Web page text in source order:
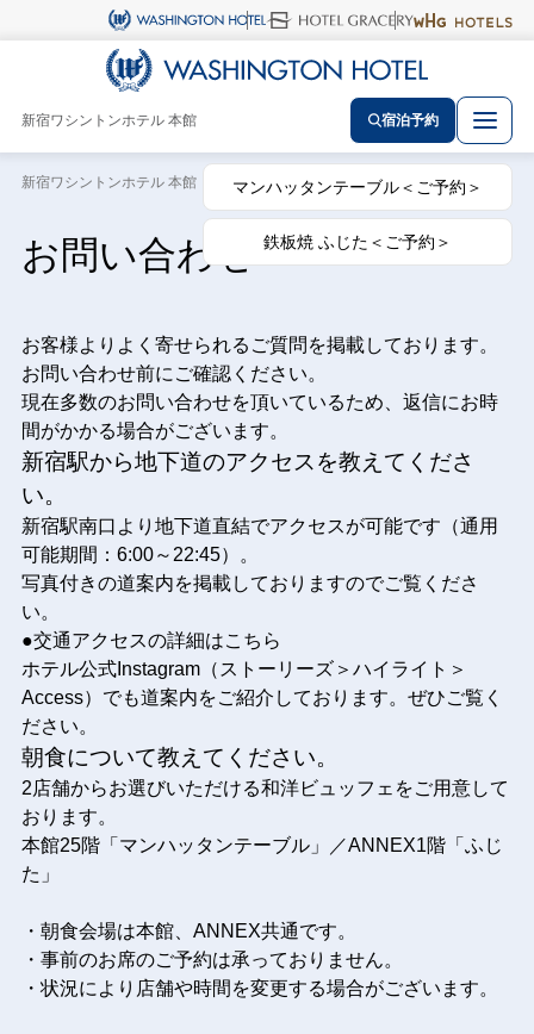
新宿ワシントンホテル 本館
マンハッタンテーブル＜ご予約＞
鉄板焼 ふじた＜ご予約＞
宿泊予約
新宿ワシントンホテル 本館 トップ ページ
お問い合わせ
お客様よりよく寄せられるご質問を掲載しております。
お問い合わせ前にご確認ください。
現在多数のお問い合わせを頂いているため、返信にお時
間がかかる場合がございます。
新宿駅から地下道のアクセスを教えてくださ
い。
新宿駅南口より地下道直結でアクセスが可能です（通用
可能期間：6:00～22:45）。
写真付きの道案内を掲載しておりますのでご覧くださ
い。
●交通アクセスの詳細はこちら
ホテル公式Instagram（ストーリーズ＞ハイライト＞
Access）でも道案内をご紹介しております。ぜひご覧く
ださい。
朝食について教えてください。
2店舗からお選びいただける和洋ビュッフェをご用意して
おります。
本館25階「マンハッタンテーブル」／ANNEX1階「ふじ
た」
・朝食会場は本館、ANNEX共通です。
・事前のお席のご予約は承っておりません。
・状況により店舗や時間を変更する場合がございます。